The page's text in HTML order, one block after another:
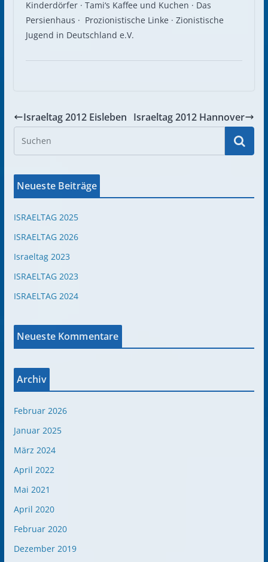
Kinderdörfer · Tami‘s Kaffee und Kuchen · Das
Persienhaus · Prozionistische Linke · Zionistische
Jugend in Deutschland e.V.
Israeltag 2012 Eisleben Israeltag 2012 Hannover
Neueste Beiträge
ISRAELTAG 2025
ISRAELTAG 2026
Israeltag 2023
ISRAELTAG 2023
ISRAELTAG 2024
Neueste Kommentare
Archiv
Februar 2026
Januar 2025
März 2024
April 2022
Mai 2021
April 2020
Februar 2020
Dezember 2019